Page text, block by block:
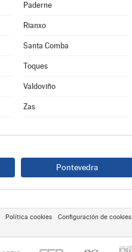
Paderne
Rianxo
Santa Comba
Toques
Valdoviño
Zas
Pontevedra
Política cookies Configuración de cookies